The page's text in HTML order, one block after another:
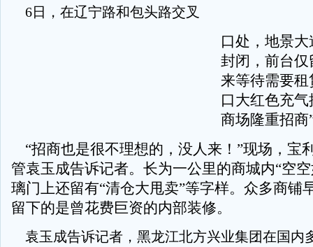
6日，在辽宁路和包头路交叉
口处，地景
封闭，前台
来等待需要
口大红色充
商场隆重招商
“招商也是很不理想的，没人来！”现场，宝
管袁玉成告诉记者。长为一公里的商城内“空
璃门上还留有“清仓大甩卖”等字样。众多商铺
留下的是曾花费巨资的内部装修。
袁玉成告诉记者，黑龙江北方兴业集团在国内